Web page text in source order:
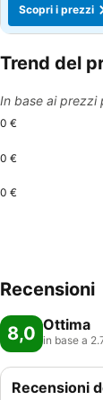
Scopri i prezzi
Trend del
In base ai prezzi
0 €
0 €
0 €
Recensioni
8,0 Ottima
in base a
Recensioni